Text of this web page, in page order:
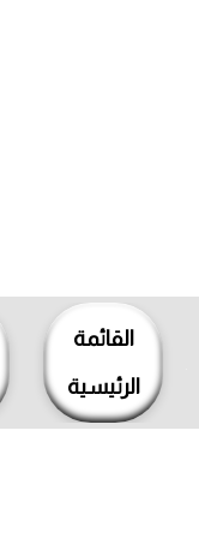
القائمة
الرئيسية
المحتوى